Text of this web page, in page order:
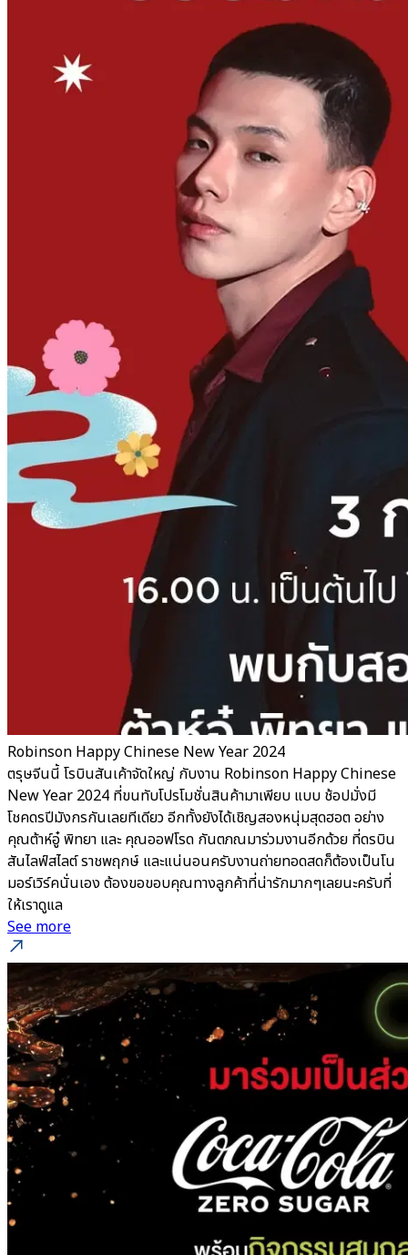
Robinson Happy Chinese New Year 2024
ตรุษจีนนี้ โรบินสันเค้าจัดใหญ่ กับงาน Robinson Happy Chinese
New Year 2024 ที่ขนทับโปรโมชั่นสินค้ามาเพียบ แบบ ช้อปมั่งมี
โชคดรปีมังกรกันเลยทีเดียว อีกทั้งยังได้เชิญสองหนุ่มสุดฮอต อย่าง
คุณต้าห์อู๋ พิทยา และ คุณออฟโรด กันตภณมาร่วมงานอีกด้วย ที่ดรบิน
สันไลฟ์สไลต์ ราชพฤกษ์ และแน่นอนครับงานถ่ายทอดสดก็ต้องเป็นโน
มอร์เวิร์คนั่นเอง ต้องขอขอบคุณทางลูกค้าที่น่ารักมากๆเลยนะครับที่
ให้เราดูแล
See more